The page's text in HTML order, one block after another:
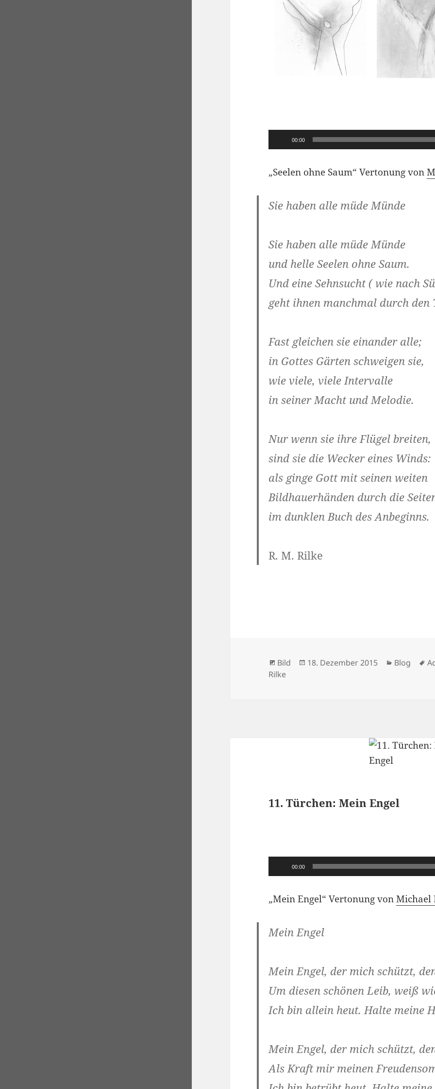
Audio-
Player
00:00
„Seelen ohne Saum“ Vertonung von
Sie haben alle müde Münde
Sie haben alle müde Münde
und helle Seelen ohne Saum.
Und eine Sehnsucht ( wie nach
geht ihnen manchmal durch den
Fast gleichen sie einander alle;
in Gottes Gärten schweigen sie,
wie viele, viele Intervalle
in seiner Macht und Melodie.
Nur wenn sie ihre Flügel breiten,
sind sie die Wecker eines Winds:
als ginge Gott mit seinen weiten
Bildhauerhänden durch die
im dunklen Buch des Anbeginns.
R. M. Rilke
Format
Bild
Veröffentlicht
18. Dezember 2015 Kategorien
Blog
Rilke
11. Türchen: Mein Engel
Audio-
Player
00:00
„Mein Engel“ Vertonung vonMichael
Mein Engel
Mein Engel, der mich schützt,
Um diesen schönen Leib, weiß
Ich bin allein heut. Halte meine
Mein Engel, der mich schützt,
Als Kraft mir meinen